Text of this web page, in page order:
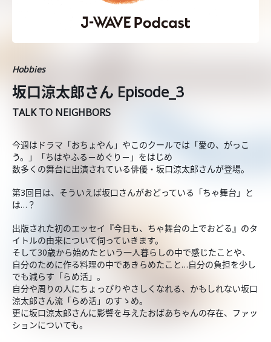
Hobbies
坂口涼太郎さん Episode_3
TALK TO NEIGHBORS
今週はドラマ「おちょやん」やこのクールでは「愛の、がっこ
う。」「ちはやふる－めぐり－」をはじめ
数多くの舞台に出演されている俳優・坂口涼太郎さんが登場。
第3回目は、そういえば坂口さんがおどっている「ちゃ舞台」と
は…？
出版された初のエッセイ『今日も、ちゃ舞台の上でおどる』のタ
イトルの由来について伺っていきます。
そして30歳から始めたという一人暮らしの中で感じたことや、
自分のために作る料理の中であきらめたこと…自分の負担を少し
でも減らす「らめ活」。
自分や周りの人にちょっぴりやさしくなれる、かもしれない坂口
涼太郎さん流「らめ活」のすゝめ。
更に坂口涼太郎さんに影響を与えたおばあちゃんの存在、ファッ
ションについても。